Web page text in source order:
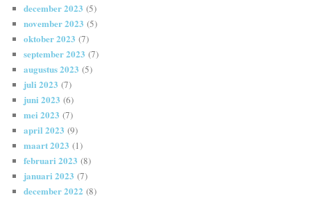
december 2023 (5)
november 2023 (5)
oktober 2023 (7)
september 2023 (7)
augustus 2023 (5)
juli 2023 (7)
juni 2023 (6)
mei 2023 (7)
april 2023 (9)
maart 2023 (1)
februari 2023 (8)
januari 2023 (7)
december 2022 (8)